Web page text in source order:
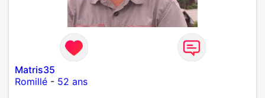
Matris35
Romillé - 52 ans